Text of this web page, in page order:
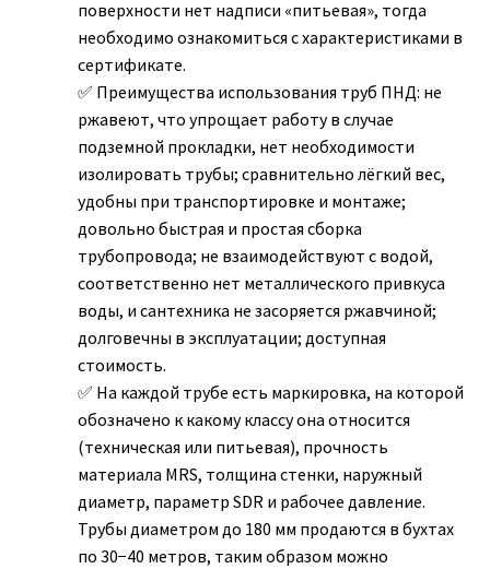
поверхности нет надписи «питьевая», тогда
необходимо ознакомиться с характеристиками в
сертификате.
Преимущества использования труб ПНД: не
ржавеют, что упрощает работу в случае
подземной прокладки, нет необходимости
изолировать трубы; сравнительно лёгкий вес,
удобны при транспортировке и монтаже;
довольно быстрая и простая сборка
трубопровода; не взаимодействуют с водой,
соответственно нет металлического привкуса
воды, и сантехника не засоряется ржавчиной;
долговечны в эксплуатации; доступная
стоимость.
На каждой трубе есть маркировка, на которой
обозначено к какому классу она относится
(техническая или питьевая), прочность
материала MRS, толщина стенки, наружный
диаметр, параметр SDR и рабочее давление.
Трубы диаметром до 180 мм продаются в бухтах
по 30−40 метров, таким образом можно